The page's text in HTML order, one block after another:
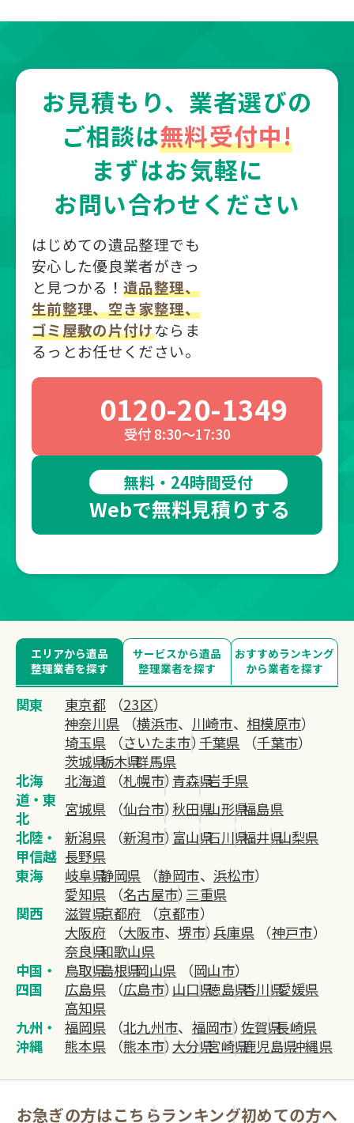
お見積もり、業者選びの
ご相談は無料受付中!
まずはお気軽に
お問い合わせください
はじめての遺品整理でも
安心した優良業者がきっ
と見つかる！遺品整理、
生前整理、空き家整理、
ゴミ屋敷の片付けならま
るっとお任せください。
0120-20-1349
受付 8:30～17:30
無料・24時間受付
Webで無料見積りする
エリアから遺品
整理業者を探す
サービスから遺品
整理業者を探す
おすすめランキング
から業者を探す
関東 東京都 （23区）
神奈川県 （横浜市、 川崎市、 相模原市）
埼玉県 （さいたま市）千葉県 （千葉市）
茨城県栃木県群馬県
北海
道・東
北
北海道 （札幌市）青森県岩手県
宮城県 （仙台市）秋田県山形県福島県
北陸・
甲信越
新潟県 （新潟市）富山県石川県福井県山梨県
長野県
東海
岐阜県静岡県 （静岡市、 浜松市）
愛知県 （名古屋市）三重県
関西
滋賀県京都府 （京都市）
大阪府 （大阪市、堺市）兵庫県（神戸市）
奈良県和歌山県
中国・
四国
鳥取県島根県岡山県 （岡山市）
広島県 （広島市）山口県徳島県香川県愛媛県
高知県
九州・
沖縄
福岡県 （北九州市、 福岡市）佐賀県長崎県
熊本県 （熊本市）大分県宮崎県鹿児島県沖縄県
お急ぎの方はこちらランキング初めての方へ